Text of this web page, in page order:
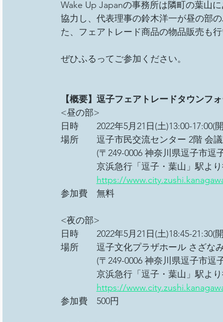
Wake Up Japanの事務所は隣町の葉山
協力し、代表理事の鈴木洋一が昼の部
た、フェアトレード商品の物品販売も
ぜひふるってご参加ください。
【概要】逗子フェアトレードタウンフ
<昼の部>
日時　　2022年5月21日(土)13:00-17:00(
場所　　逗子市民交流センター 2階 会
(〒249-0006 神奈川県逗子市逗子
京浜急行「逗子・葉山」駅より徒
https://
参加費　無料
<夜の部>
日時　　2022年5月21日(土)18:45-21:30(
場所　　逗子文化プラザホール さざな
(〒249-0006 神奈川県逗子市逗子
京浜急行「逗子・葉山」駅より徒
https://
参加費　500円